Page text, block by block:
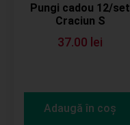
Pungi cadou 12/set
Craciun S
37.00 lei
Adaugă în coș